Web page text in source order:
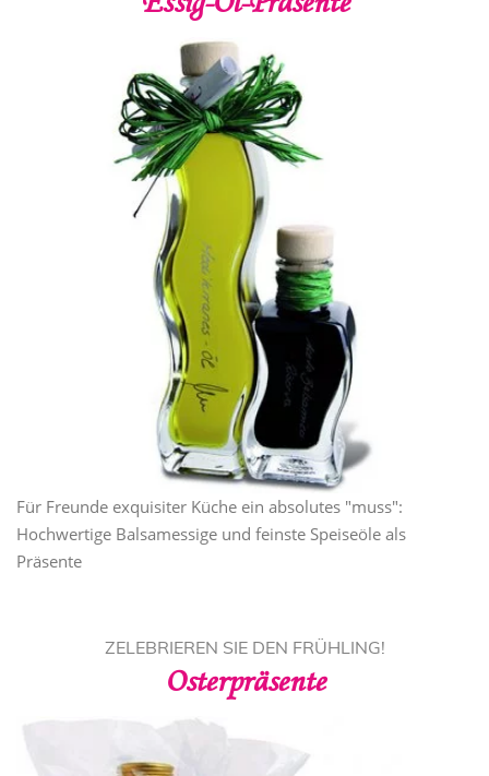
Für Freunde exquisiter Küche ein absolutes "muss":
Hochwertige Balsamessige und feinste Speiseöle als
Präsente
ZELEBRIEREN SIE DEN FRÜHLING!
Osterpräsente